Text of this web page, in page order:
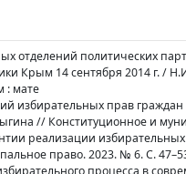
отделений политических
Крым 14 сентября 2014 г. /
: мате
избирательных прав
// Конституционное и
реализации
право. 2023. № 6. С.
процесса в